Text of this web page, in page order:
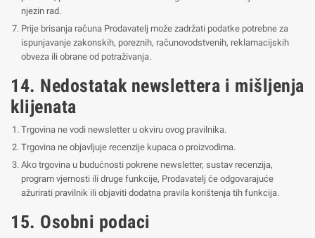
njezin rad.
Prije brisanja računa Prodavatelj može zadržati podatke potrebne za
ispunjavanje zakonskih, poreznih, računovodstvenih, reklamacijskih
obveza ili obrane od potraživanja.
14. Nedostatak newslettera i mišljenja
klijenata
Trgovina ne vodi newsletter u okviru ovog pravilnika.
Trgovina ne objavljuje recenzije kupaca o proizvodima.
Ako trgovina u budućnosti pokrene newsletter, sustav recenzija,
program vjernosti ili druge funkcije, Prodavatelj će odgovarajuće
ažurirati pravilnik ili objaviti dodatna pravila korištenja tih funkcija.
15. Osobni podaci